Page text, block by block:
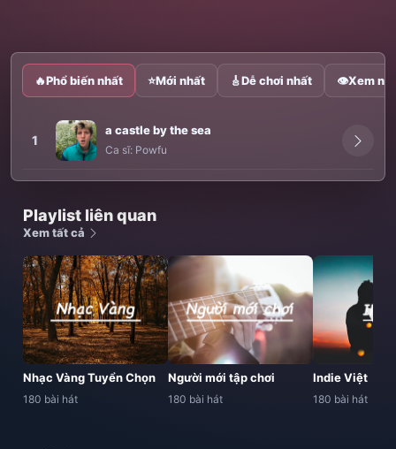
🔥Phổ biến nhất ⭐Mới nhất 🎸Dễ chơi nhất 👁Xem
1
a castle by the sea
Ca sĩ: Powfu
Playlist liên quan
Xem tất cả
Nhạc Vàng Tuyển Chọn
180 bài hát
Người mới tập chơi
180 bài hát
Indie Việt
180 bài hát